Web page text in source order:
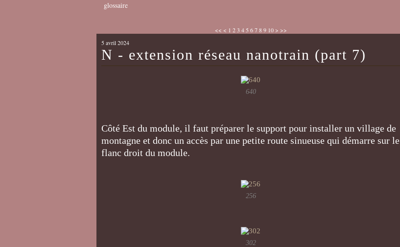
glossaire
<< < 1 2 3 4 5 6 7 8 9 10 > >>
5 avril 2024
N - extension réseau nanotrain (part 7)
640
Côté Est du module, il faut préparer le support pour installer un village de
montagne et donc un accès par une petite route sinueuse qui démarre sur le
flanc droit du module.
256
302